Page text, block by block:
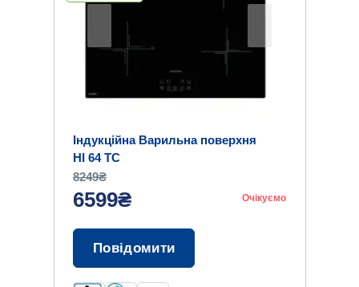
Індукційна Варильна поверхня
HI 64 TC
8249₴
6599₴ Очікуємо
Повідомити